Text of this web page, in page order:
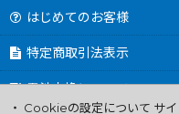
はじめてのお客様
特定商取引法表示
電池交換について
・ Cookieの設定について サ